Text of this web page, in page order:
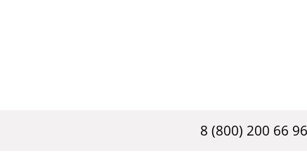
8 (800) 200 66 96